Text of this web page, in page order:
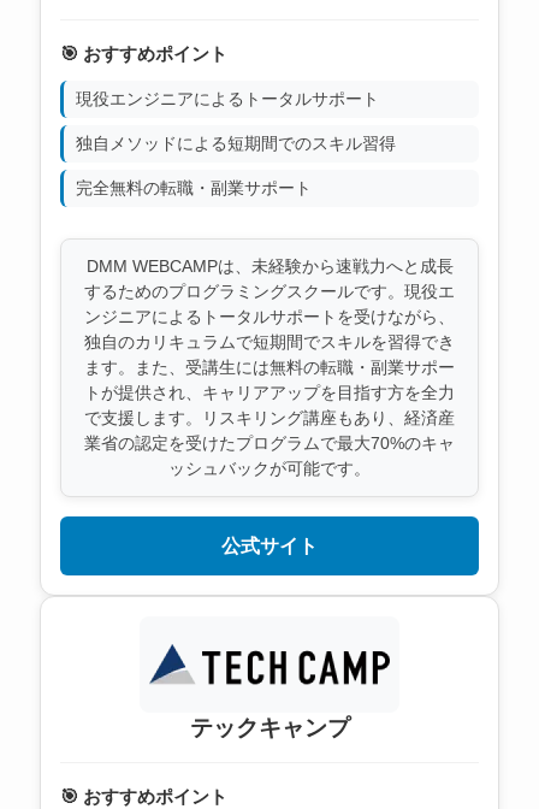
🎯 おすすめポイント
現役エンジニアによるトータルサポート
独自メソッドによる短期間でのスキル習得
完全無料の転職・副業サポート
DMM WEBCAMPは、未経験から速戦力へと成長
するためのプログラミングスクールです。現役エ
ンジニアによるトータルサポートを受けながら、
独自のカリキュラムで短期間でスキルを習得でき
ます。また、受講生には無料の転職・副業サポー
トが提供され、キャリアアップを目指す方を全力
で支援します。リスキリング講座もあり、経済産
業省の認定を受けたプログラムで最大70%のキャ
ッシュバックが可能です。
公式サイト
テックキャンプ
🎯 おすすめポイント